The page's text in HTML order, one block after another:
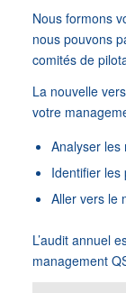
Nous formons
nous pouvons
comités de
La nouvelle
votre
Analyser les
Identifier les
Aller vers le
L’audit annuel
management